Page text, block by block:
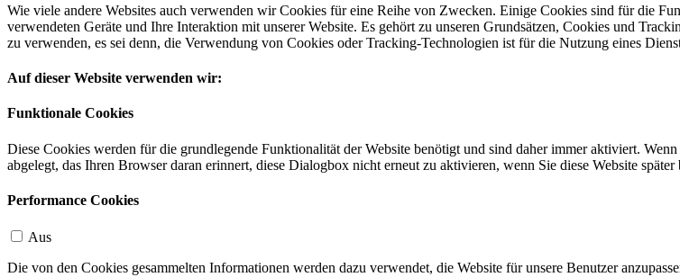
Wie viele andere Websites auch verwenden wir Cookies für eine Reihe von Zwecken. Einige Cookies sind für die
verwendeten Geräte und Ihre Interaktion mit unserer Website. Es gehört zu unseren Grundsätzen, Cookies und
zu verwenden, es sei denn, die Verwendung von Cookies oder Tracking-Technologien ist für die Nutzung eines
Auf dieser Website verwenden wir:
Funktionale Cookies
Diese Cookies werden für die grundlegende Funktionalität der Website benötigt und sind daher immer aktiviert.
abgelegt, das Ihren Browser daran erinnert, diese Dialogbox nicht erneut zu aktivieren, wenn Sie diese Website später
Performance Cookies
Aus
Die von den Cookies gesammelten Informationen werden dazu verwendet, die Website für unsere Benutzer